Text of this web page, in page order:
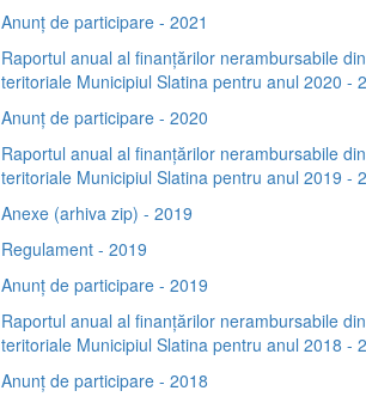
Anunț de participare - 2021
Raportul anual al finanțărilor nerambursabile
teritoriale Municipiul Slatina pentru anul 2020 -
Anunț de participare - 2020
Raportul anual al finanțărilor nerambursabile
teritoriale Municipiul Slatina pentru anul 2019 -
Anexe (arhiva zip) - 2019
Regulament - 2019
Anunț de participare - 2019
Raportul anual al finanțărilor nerambursabile
teritoriale Municipiul Slatina pentru anul 2018 -
Anunț de participare - 2018